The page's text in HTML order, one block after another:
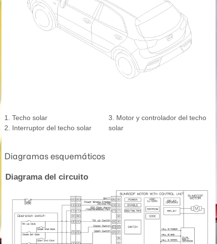
1. Techo solar
2. Interruptor del techo solar
3. Motor y controlador del techo
solar
Diagramas esquemáticos
Diagrama del circuito